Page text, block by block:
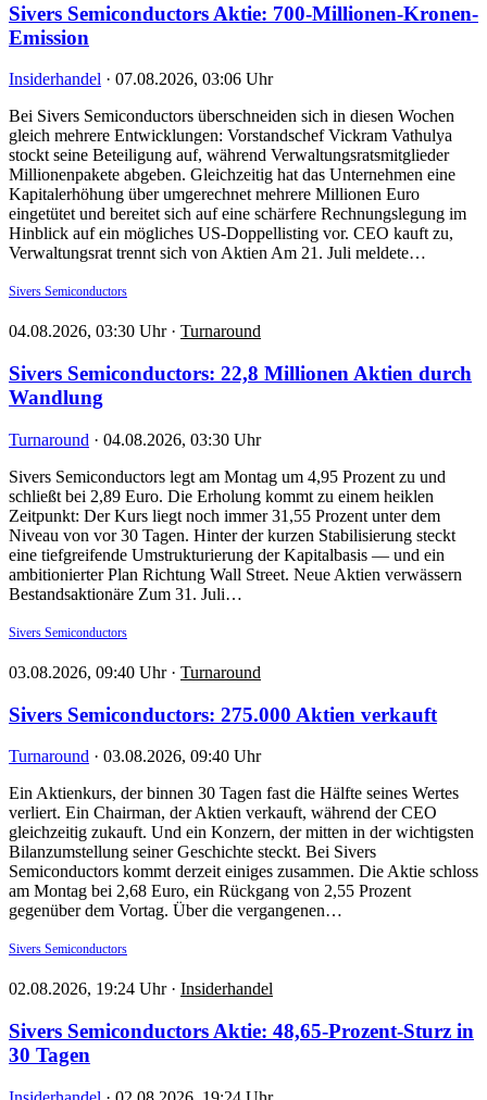
Sivers Semiconductors Aktie: 700-Millionen-Kronen-
Emission
Insiderhandel · 07.08.2026, 03:06 Uhr
Bei Sivers Semiconductors überschneiden sich in diesen Wochen
gleich mehrere Entwicklungen: Vorstandschef Vickram Vathulya
stockt seine Beteiligung auf, während Verwaltungsratsmitglieder
Millionenpakete abgeben. Gleichzeitig hat das Unternehmen eine
Kapitalerhöhung über umgerechnet mehrere Millionen Euro
eingetütet und bereitet sich auf eine schärfere Rechnungslegung im
Hinblick auf ein mögliches US-Doppellisting vor. CEO kauft zu,
Verwaltungsrat trennt sich von Aktien Am 21. Juli meldete…
Sivers Semiconductors
04.08.2026, 03:30 Uhr · Turnaround
Sivers Semiconductors: 22,8 Millionen Aktien durch
Wandlung
Turnaround · 04.08.2026, 03:30 Uhr
Sivers Semiconductors legt am Montag um 4,95 Prozent zu und
schließt bei 2,89 Euro. Die Erholung kommt zu einem heiklen
Zeitpunkt: Der Kurs liegt noch immer 31,55 Prozent unter dem
Niveau von vor 30 Tagen. Hinter der kurzen Stabilisierung steckt
eine tiefgreifende Umstrukturierung der Kapitalbasis — und ein
ambitionierter Plan Richtung Wall Street. Neue Aktien verwässern
Bestandsaktionäre Zum 31. Juli…
Sivers Semiconductors
03.08.2026, 09:40 Uhr · Turnaround
Sivers Semiconductors: 275.000 Aktien verkauft
Turnaround · 03.08.2026, 09:40 Uhr
Ein Aktienkurs, der binnen 30 Tagen fast die Hälfte seines Wertes
verliert. Ein Chairman, der Aktien verkauft, während der CEO
gleichzeitig zukauft. Und ein Konzern, der mitten in der wichtigsten
Bilanzumstellung seiner Geschichte steckt. Bei Sivers
Semiconductors kommt derzeit einiges zusammen. Die Aktie schloss
am Montag bei 2,68 Euro, ein Rückgang von 2,55 Prozent
gegenüber dem Vortag. Über die vergangenen…
Sivers Semiconductors
02.08.2026, 19:24 Uhr · Insiderhandel
Sivers Semiconductors Aktie: 48,65-Prozent-Sturz in
30 Tagen